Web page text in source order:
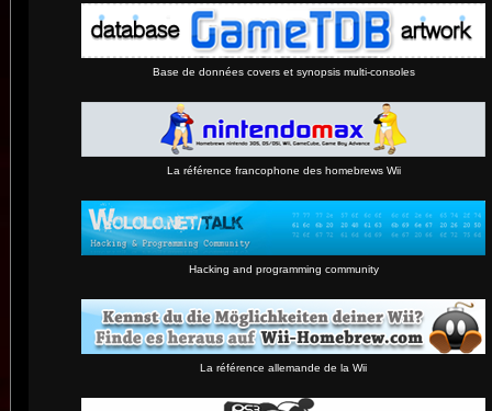
Base de données covers et synopsis multi-consoles
La référence francophone des homebrews Wii
Hacking and programming community
La référence allemande de la Wii